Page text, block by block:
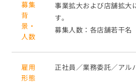
募集
背
景・
人数
事業拡大および店舗拡大
す。
募集人数：各店舗若干名
雇用
形態
正社員／業務委託／アル